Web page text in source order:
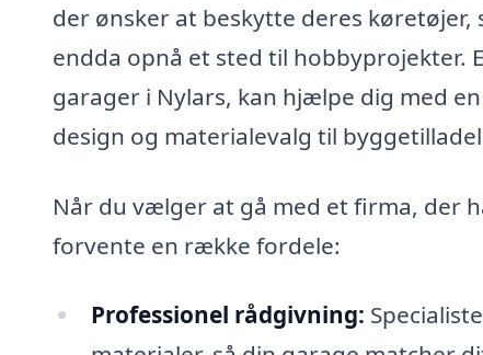
der ønsker at beskytte deres
endda opnå et sted til
garager i Nylars, kan hjælpe dig med
design og materialevalg til
Når du vælger at gå med et firma, der
forvente en række fordele:
Professionel rådgivning: